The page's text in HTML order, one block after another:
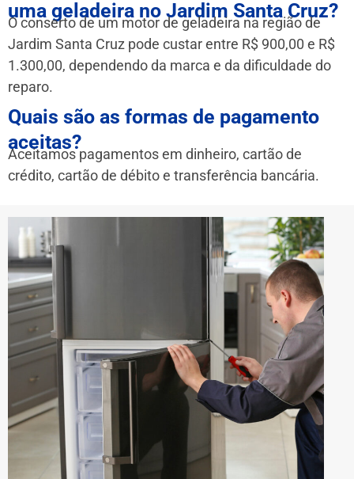
uma geladeira no Jardim Santa Cruz?
O conserto de um motor de geladeira na região de
Jardim Santa Cruz pode custar entre R$ 900,00 e R$
1.300,00, dependendo da marca e da dificuldade do
reparo.
Quais são as formas de pagamento
aceitas?
Aceitamos pagamentos em dinheiro, cartão de
crédito, cartão de débito e transferência bancária.